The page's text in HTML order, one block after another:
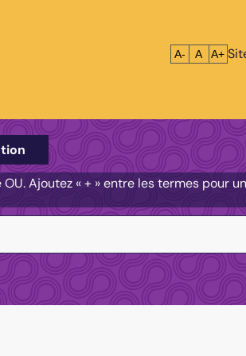
Réduire le
A- A A+
Ajoutez « + » entre les termes pour